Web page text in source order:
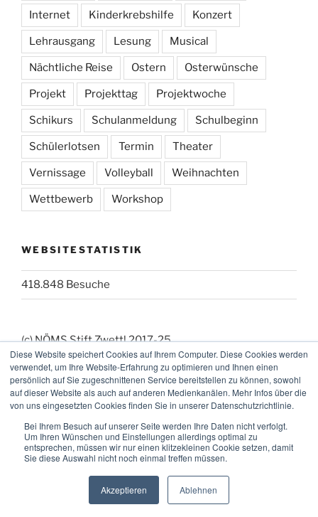
Diese Website speichert Cookies auf Ihrem Computer. Diese Cookies werden
verwendet, um Ihre Website-Erfahrung zu optimieren und Ihnen einen
persönlich auf Sie zugeschnittenen Service bereitstellen zu können, sowohl
auf dieser Website als auch auf anderen Medienkanälen. Mehr Infos über die
von uns eingesetzten Cookies finden Sie in unserer Datenschutzrichtlinie.
Bei Ihrem Besuch auf unserer Seite werden Ihre Daten nicht verfolgt.
Um Ihren Wünschen und Einstellungen allerdings optimal zu
entsprechen, müssen wir nur einen klitzekleinen Cookie setzen, damit
Sie diese Auswahl nicht noch einmal treffen müssen.
Akzeptieren Ablehnen
Internet Kinderkrebshilfe Konzert
Lehrausgang Lesung Musical
Nächtliche Reise Ostern Osterwünsche
Projekt Projekttag Projektwoche
Schikurs Schulanmeldung Schulbeginn
Schülerlotsen Termin Theater
Vernissage Volleyball Weihnachten
Wettbewerb Workshop
WEBSITESTATISTIK
418.848 Besuche
(c) NÖMS Stift Zwettl 2017-25
(_:_) Webmaster: KK
FacebookInstagram
E-